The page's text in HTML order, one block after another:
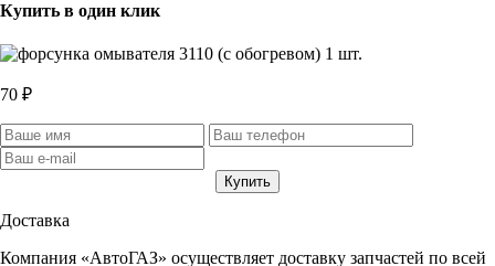
Купить в один клик
70 ₽
Доставка
Компания «АвтоГАЗ» осуществляет доставку запчастей по всей